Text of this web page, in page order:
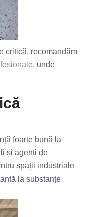
critică, recomandăm
, unde
foarte bună la
și agenți de
spații industriale
la substanțe